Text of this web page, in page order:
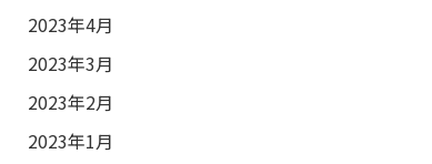
2023年4月
2023年3月
2023年2月
2023年1月